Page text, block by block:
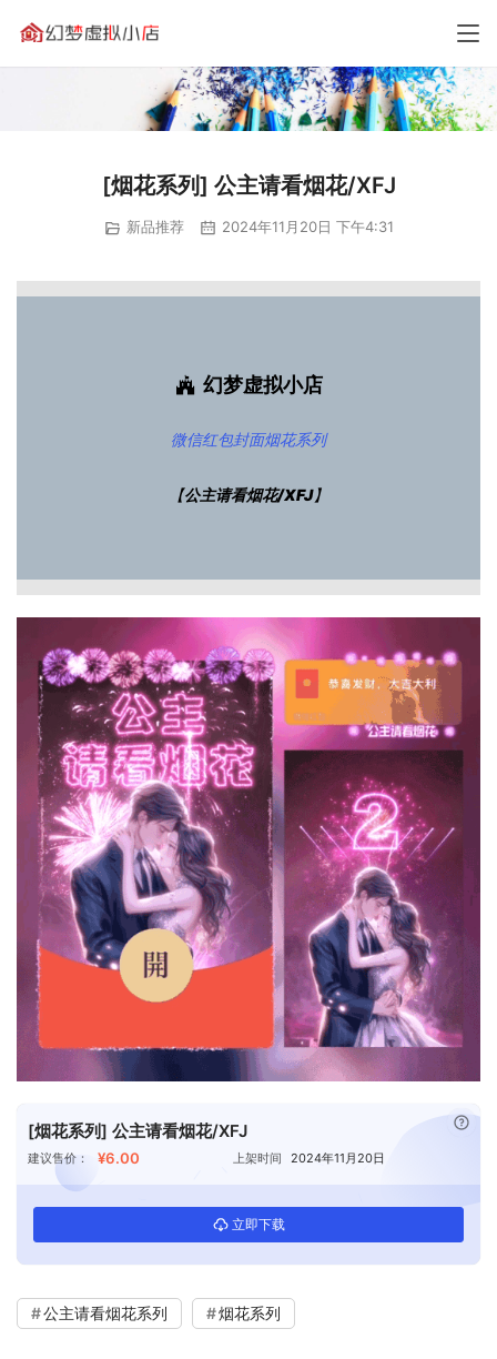
[烟花系列] 公主请看烟花/XFJ
新品推荐 2024年11月20日 下午4:31
幻梦虚拟小店
微信红包封面烟花系列
【公主请看烟花/XFJ】
[烟花系列] 公主请看烟花/XFJ
建议售价： ¥6.00 上架时间 2024年11月20日
立即下载
已
公主请看烟花系列 烟花系列